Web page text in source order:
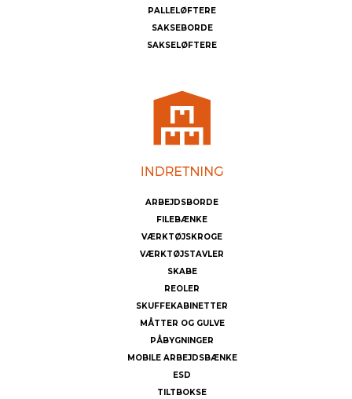
PALLELØFTERE
SAKSEBORDE
SAKSELØFTERE
ARBEJDSBORDE
FILEBÆNKE
VÆRKTØJSKROGE
VÆRKTØJSTAVLER
SKABE
REOLER
SKUFFEKABINETTER
MÅTTER OG GULVE
PÅBYGNINGER
MOBILE ARBEJDSBÆNKE
ESD
TILTBOKSE